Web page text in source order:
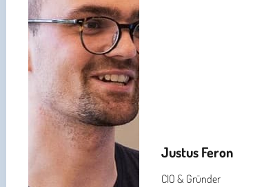
Justus Feron
CIO & Gründer